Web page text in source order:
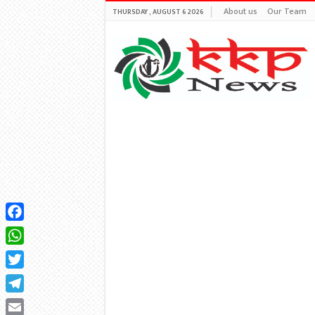
THURSDAY , AUGUST 6 2026 About us Our Team
Facebook
WhatsApp
Twitter
Telegram